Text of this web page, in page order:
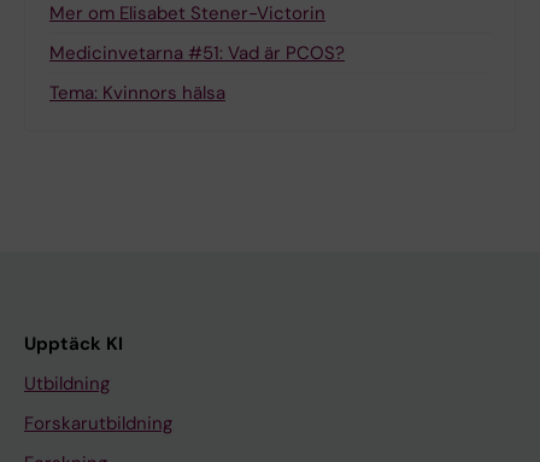
Mer om Elisabet Stener-Victorin
Medicinvetarna #51: Vad är PCOS?
Tema: Kvinnors hälsa
Upptäck KI
Utbildning
Forskarutbildning